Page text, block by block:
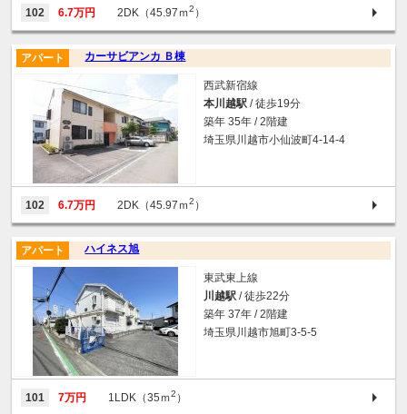
102 6.7万円 2DK（45.97ｍ2 ）
カーサビアンカ Ｂ棟
アパート
西武新宿線
本川越駅 / 徒歩19分
築年 35年 / 2階建
埼玉県川越市小仙波町4-14-4
102 6.7万円 2DK（45.97ｍ2 ）
ハイネス旭
アパート
東武東上線
川越駅 / 徒歩22分
築年 37年 / 2階建
埼玉県川越市旭町3-5-5
101 7万円 1LDK（35ｍ2 ）